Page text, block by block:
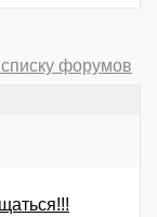
списку форумов